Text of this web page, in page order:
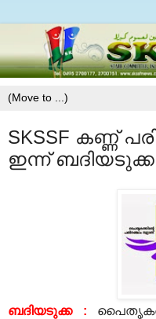
SKSSF കണ്ണ്
ഇന്ന്
ബദിയടുക്ക :